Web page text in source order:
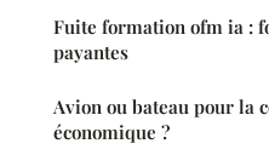
Fuite formation ofm ia :
payantes
Avion ou bateau pour la
économique ?